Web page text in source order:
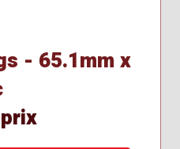
- 65.1mm x